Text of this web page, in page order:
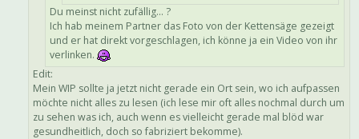
Du meinst nicht zufällig... ?
Ich hab meinem Partner das Foto von der Kettensäge gezeigt
und er hat direkt vorgeschlagen, ich könne ja ein Video von ihr
verlinken.
Edit:
Mein WIP sollte ja jetzt nicht gerade ein Ort sein, wo ich aufpassen
möchte nicht alles zu lesen (ich lese mir oft alles nochmal durch um
zu sehen was ich, auch wenn es vielleicht gerade mal blöd war
gesundheitlich, doch so fabriziert bekomme).